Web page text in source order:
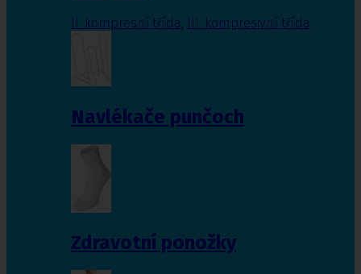
II. kompresní třída III. kompresivní třída
Navlékače punčoch
Zdravotní ponožky